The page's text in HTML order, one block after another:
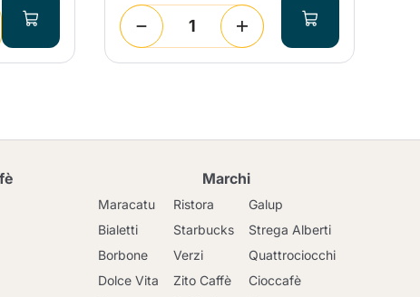
Marchi
Maracatu
Bialetti
Borbone
Dolce Vita
Ristora
Starbucks
Verzi
Zito Caffè
Galup
Strega Alberti
Quattrociocchi
Cioccafè